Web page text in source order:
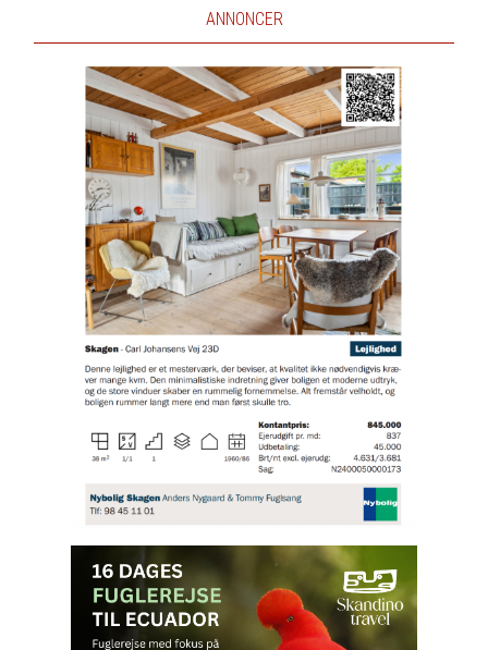
ANNONCER